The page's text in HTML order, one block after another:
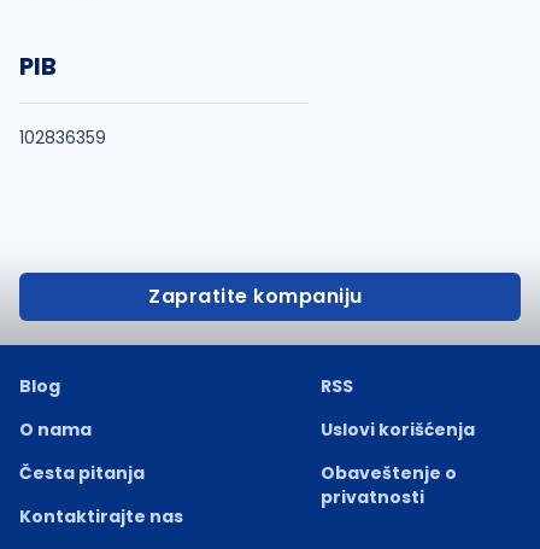
PIB
102836359
Zapratite kompaniju
Blog
O nama
Česta pitanja
Kontaktirajte nas
RSS
Uslovi korišćenja
Obaveštenje o
privatnosti